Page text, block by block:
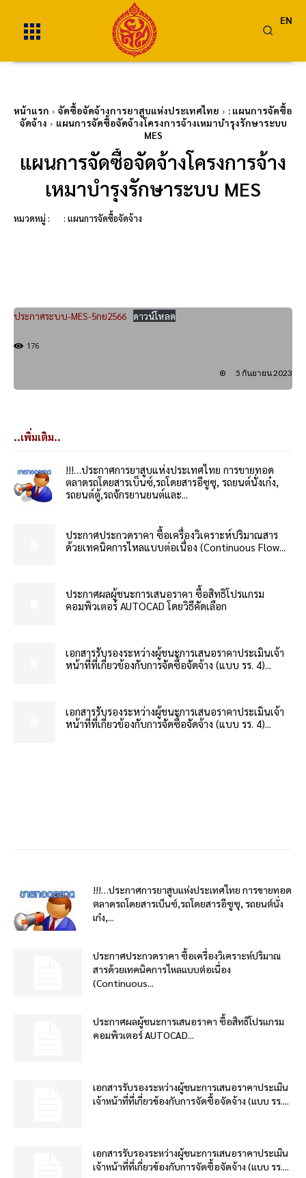
EN
หน้าแรก จัดซื้อจัดจ้างการยาสูบแห่งประเทศไทย
: แผนการจัดซื้อ
จัดจ้าง
แผนการจัดซื้อจัดจ้างโครงการจ้างเหมาบำรุงรักษาระบบ
MES
แผนการจัดซื้อจัดจ้างโครงการจ้าง
เหมาบำรุงรักษาระบบ MES
หมวดหมู่ : : แผนการจัดซื้อจัดจ้าง
ประกาศระบบ-MES-5กย2566 ดาวน์โหลด
176
5 กันยายน 2023
..เพิ่มเติม..
!!!…ประกาศการยาสูบแห่งประเทศไทย การขายทอด
ตลาดรถโดยสารเบ็นซ์,รถโดยสารอีซูซุ, รถยนต์นั่งเก๋ง,
รถยนต์ตู้,รถจักรยานยนต์และ...
ประกาศประกวดราคา ซื้อเครื่องวิเคราะห์ปริมาณสาร
ด้วยเทคนิคการไหลแบบต่อเนื่อง (Continuous Flow...
ประกาศผลผู้ชนะการเสนอราคา ซื้อสิทธิโปรแกรม
คอมพิวเตอร์ AUTOCAD โดยวิธีคัดเลือก
เอกสารรับรองระหว่างผู้ชนะการเสนอราคาประเมินเจ้า
หน้าที่ที่เกี่ยวข้องกับการจัดซื้อจัดจ้าง (แบบ รร. 4)...
เอกสารรับรองระหว่างผู้ชนะการเสนอราคาประเมินเจ้า
หน้าที่ที่เกี่ยวข้องกับการจัดซื้อจัดจ้าง (แบบ รร. 4)...
!!!…ประกาศการยาสูบแห่งประเทศไทย การขายทอด
ตลาดรถโดยสารเบ็นซ์,รถโดยสารอีซูซุ, รถยนต์นั่ง
เก๋ง,...
ประกาศประกวดราคา ซื้อเครื่องวิเคราะห์ปริมาณ
สารด้วยเทคนิคการไหลแบบต่อเนื่อง
(Continuous...
ประกาศผลผู้ชนะการเสนอราคา ซื้อสิทธิโปรแกรม
คอมพิวเตอร์ AUTOCAD...
เอกสารรับรองระหว่างผู้ชนะการเสนอราคาประเมิน
เจ้าหน้าที่ที่เกี่ยวข้องกับการจัดซื้อจัดจ้าง (แบบ รร....
เอกสารรับรองระหว่างผู้ชนะการเสนอราคาประเมิน
เจ้าหน้าที่ที่เกี่ยวข้องกับการจัดซื้อจัดจ้าง (แบบ รร....